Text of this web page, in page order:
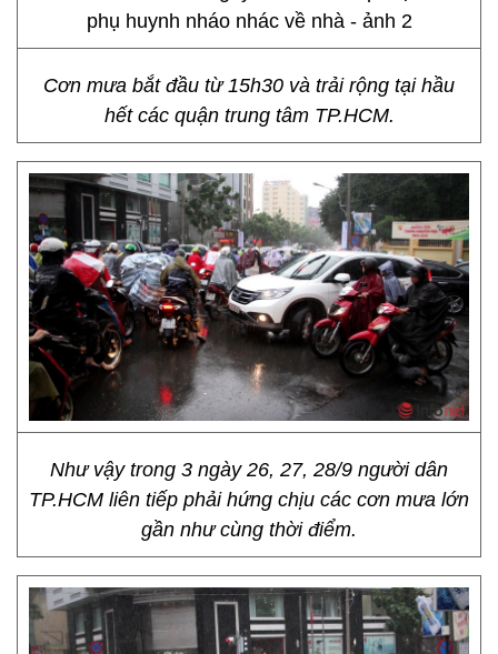
Cơn mưa bắt đầu từ 15h30 và trải rộng tại hầu
hết các quận trung tâm TP.HCM.
Như vậy trong 3 ngày 26, 27, 28/9 người dân
TP.HCM liên tiếp phải hứng chịu các cơn mưa lớn
gần như cùng thời điểm.